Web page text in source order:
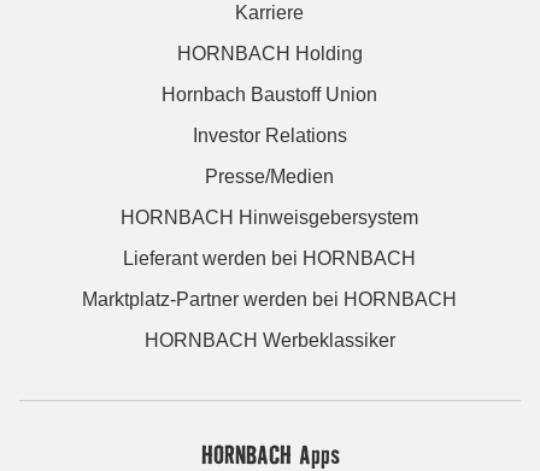
Karriere
HORNBACH Holding
Hornbach Baustoff Union
Investor Relations
Presse/Medien
HORNBACH Hinweisgebersystem
Lieferant werden bei HORNBACH
Marktplatz-Partner werden bei HORNBACH
HORNBACH Werbeklassiker
HORNBACH Apps